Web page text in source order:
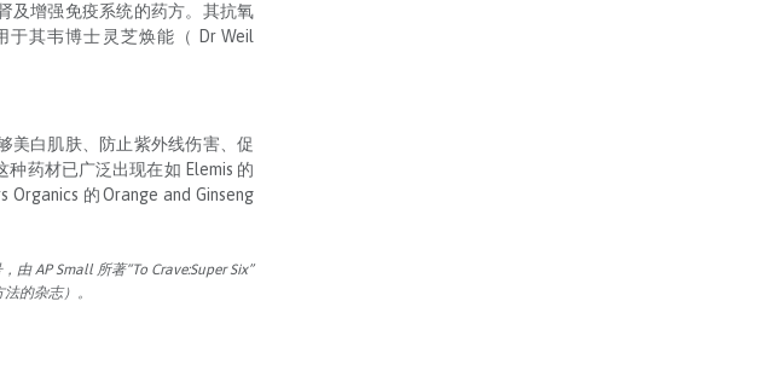
及增强免疫系统的药方。其抗氧
于其韦博士灵芝焕能（ Dr Weil
美白肌肤、防止紫外线伤害、促
药材已广泛出现在如 Elemis 的
Organics 的Orange and Ginseng
由 AP Small 所著“To Crave:Super Six”
的杂志）。